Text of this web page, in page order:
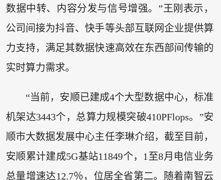
数据中转、内容分发与信号增强。”王刚表示，
公司间接为抖音、快手等头部互联网企业提供算
力支持，满足其数据快速高效在东西部间传输的
实时算力需求。
“当前，安顺已建成4个大型数据中心，标准
机架达3443个，总算力规模突破410PFlops。”安
顺市大数据发展中心主任李琳介绍，截至目前，
安顺累计建成5G基站11849个，1至8月电信业务
总量增速达12.7％，位居全省第二。随着南智云